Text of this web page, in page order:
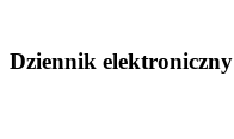
Dziennik elektroniczny